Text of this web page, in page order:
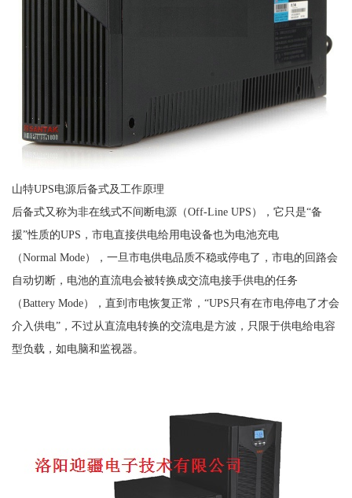
山特UPS电源后备式及工作原理
后备式又称为非在线式不间断电源（Off-Line UPS），它只是“备
援”性质的UPS，市电直接供电给用电设备也为电池充电
（Normal Mode），一旦市电供电品质不稳或停电了，市电的回路会
自动切断，电池的直流电会被转换成交流电接手供电的任务
（Battery Mode），直到市电恢复正常，“UPS只有在市电停电了才会
介入供电”，不过从直流电转换的交流电是方波，只限于供电给电容
型负载，如电脑和监视器。